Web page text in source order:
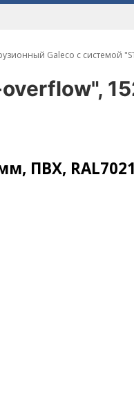
Galeco с системой
ПВХ, RAL7021